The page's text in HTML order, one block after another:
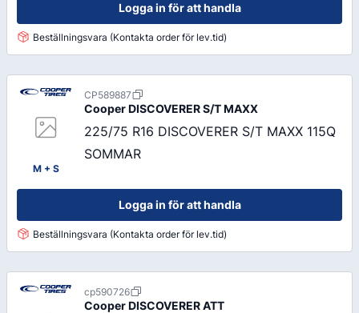
Logga in för att handla
Beställningsvara (Kontakta order för lev.tid)
M + S
CP589887
CooperDISCOVERER S/T MAXX
225/75 R16 DISCOVERER S/T MAXX 115Q
SOMMAR
Logga in för att handla
Beställningsvara (Kontakta order för lev.tid)
cp590726
CooperDISCOVERER ATT